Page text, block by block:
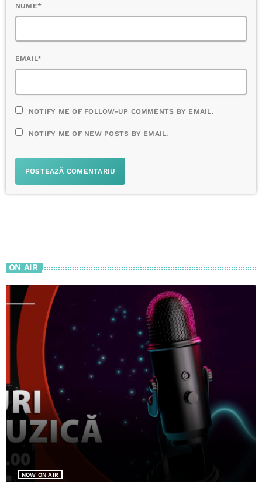
NUME*
EMAIL*
NOTIFY ME OF FOLLOW-UP COMMENTS BY EMAIL.
NOTIFY ME OF NEW POSTS BY EMAIL.
ON AIR
NOW ON AIR